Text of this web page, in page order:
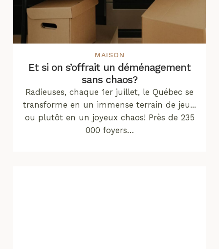
MAISON
Et si on s’offrait un déménagement
sans chaos?
Radieuses, chaque 1er juillet, le Québec se
transforme en un immense terrain de jeu...
ou plutôt en un joyeux chaos! Près de 235
000 foyers…